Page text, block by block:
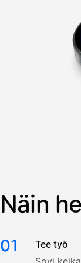
Näin
01
Tee työ